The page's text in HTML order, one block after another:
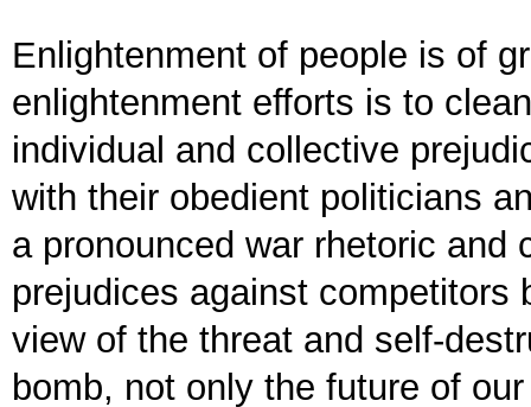
Enlightenment of people is of
enlightenment efforts is to
individual and collective
with their obedient politicians
a pronounced war rhetoric and
prejudices against competitors
view of the threat and self-
bomb, not only the future of